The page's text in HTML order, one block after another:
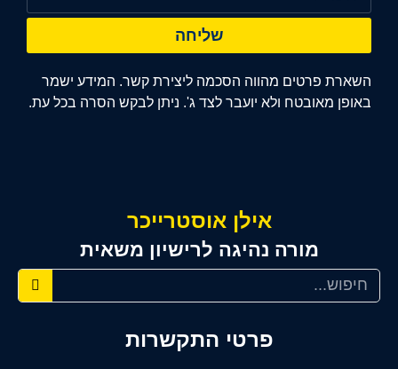
פרטי התקשרות
אילן אוסטרייכר
מורה נהיגה לרישיון משאית
שליחה
השארת פרטים מהווה הסכמה ליצירת קשר. המידע ישמר
באופן מאובטח ולא יועבר לצד ג'. ניתן לבקש הסרה בכל עת.